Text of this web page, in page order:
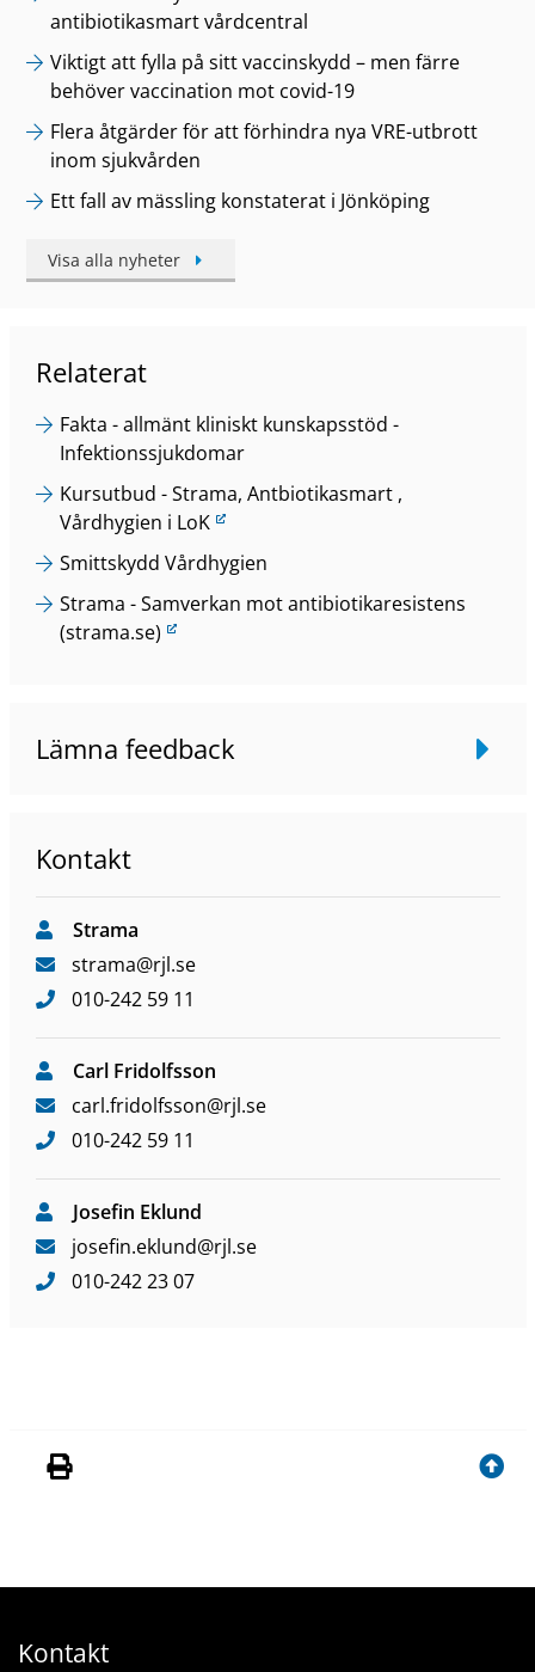
antibiotikasmart vårdcentral
Viktigt att fylla på sitt vaccinskydd – men färre
behöver vaccination mot covid-19
Flera åtgärder för att förhindra nya VRE-utbrott
inom sjukvården
Ett fall av mässling konstaterat i Jönköping
Visa alla nyheter
Relaterat
Fakta - allmänt kliniskt kunskapsstöd -
Infektionssjukdomar
Kursutbud - Strama, Antbiotikasmart ,
Vårdhygien i LoK
L
n
k
t
n
w
e
b
b
p
l
a
t
s
Smittskydd Vårdhygien
Strama - Samverkan mot antibiotikaresistens
(strama.se)
L
i
n
a
n
w
e
b
b
l
a
t
s
Lämna feedback
Kontakt
Strama
strama@rjl.se
010-242 59 11
Carl Fridolfsson
carl.fridolfsson@rjl.se
010-242 59 11
Josefin Eklund
josefin.eklund@rjl.se
010-242 23 07
Kontakt